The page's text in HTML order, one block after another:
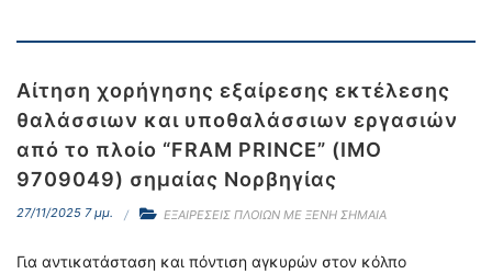
Αίτηση χορήγησης εξαίρεσης εκτέλεσης
θαλάσσιων και υποθαλάσσιων εργασιών
από το πλοίο “FRAM PRINCE” (IMO
9709049) σημαίας Νορβηγίας
27/11/2025 7 μμ. ΕΞΑΙΡΕΣΕΙΣ ΠΛΟΙΩΝ ΜΕ ΞΕΝΗ ΣΗΜΑΙΑ
Για αντικατάσταση και πόντιση αγκυρών στον κόλπο